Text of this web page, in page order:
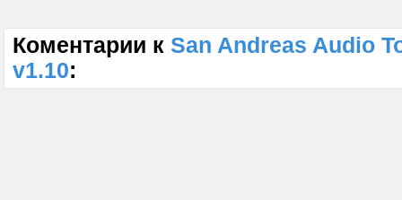
Коментарии к San Andreas Audio
v1.10: